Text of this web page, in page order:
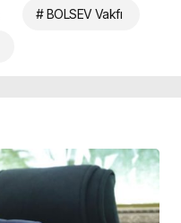
# BOLSEV Vakfı